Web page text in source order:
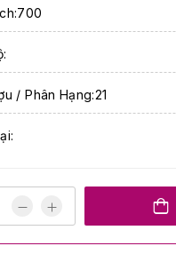
/ Phân Hạng:21